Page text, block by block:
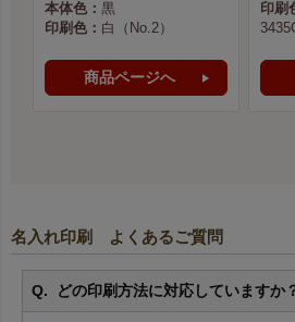
本体色： 黒
印刷色： 白（No.2）
商品ページへ
印刷
名入れ印刷 よくあるご質問
どの印刷方法に対応していますか